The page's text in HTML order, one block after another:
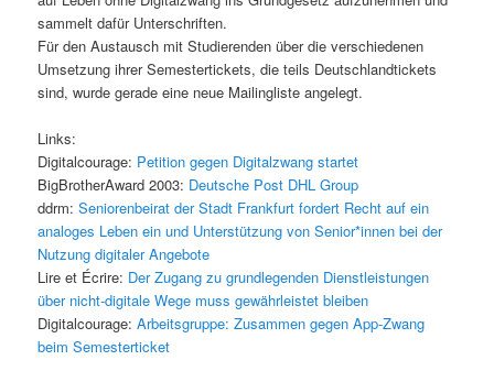
sammelt dafür Unterschriften.
Für den Austausch mit Studierenden über die verschiedenen
Umsetzung ihrer Semestertickets, die teils Deutschlandtickets
sind, wurde gerade eine neue Mailingliste angelegt.
Links:
Digitalcourage: Petition gegen Digitalzwang startet
BigBrotherAward 2003: Deutsche Post DHL Group
ddrm:Seniorenbeirat der Stadt Frankfurt fordert Recht auf ein
analoges Leben ein und Unterstützung von Senior*innen bei der
Nutzung digitaler Angebote
Lire et Écrire: Der Zugang zu grundlegenden Dienstleistungen
über nicht-digitale Wege muss gewährleistet bleiben
Digitalcourage:Arbeitsgruppe: Zusammen gegen App-Zwang
beim Semesterticket